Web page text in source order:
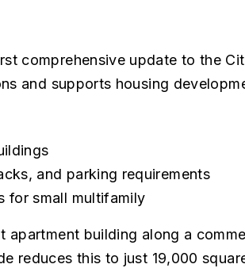
comprehensive update to the
and supports housing
and parking requirements
for small multifamily
apartment building along a
reduces this to just 19,000